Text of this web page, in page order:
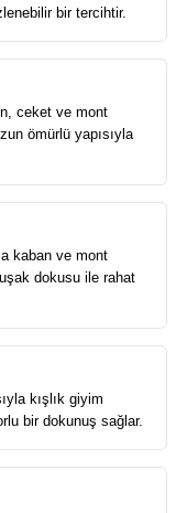
bir tercihtir.
ceket ve mont
ömürlü yapısıyla
kaban ve mont
dokusu ile rahat
kışlık giyim
bir dokunuş sağlar.